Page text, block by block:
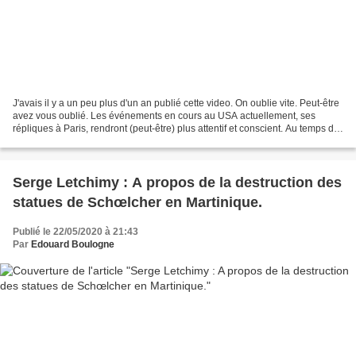
J'avais il y a un peu plus d'un an publié cette video. On oublie vite. Peut-être
avez vous oublié. Les événements en cours au USA actuellement, ses
répliques à Paris, rendront (peut-être) plus attentif et conscient. Au temps du
Serge Letchimy : A propos de la destruction des
statues de Schœlcher en Martinique.
Publié le 22/05/2020 à 21:43
Par Edouard Boulogne